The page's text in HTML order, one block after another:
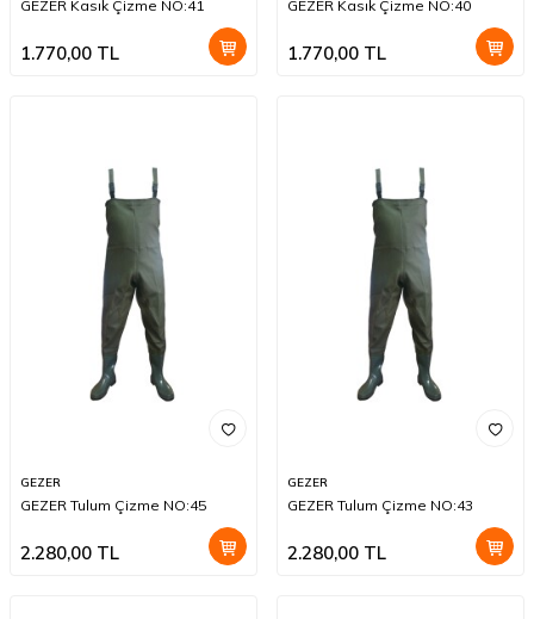
GEZER Kasık Çizme NO:41
1.770,00 TL
GEZER Kasık Çizme NO:40
1.770,00 TL
GEZER
GEZER Tulum Çizme NO:45
2.280,00 TL
GEZER
GEZER Tulum Çizme NO:43
2.280,00 TL